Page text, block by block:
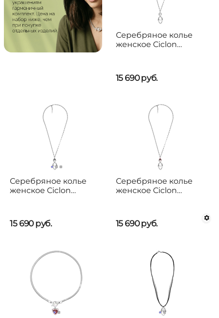
Серебряное колье
женское Ciclon
15 690руб.
Серебряное колье
женское Ciclon
15 690 руб.
Серебряное колье
женское Ciclon
15 690руб.